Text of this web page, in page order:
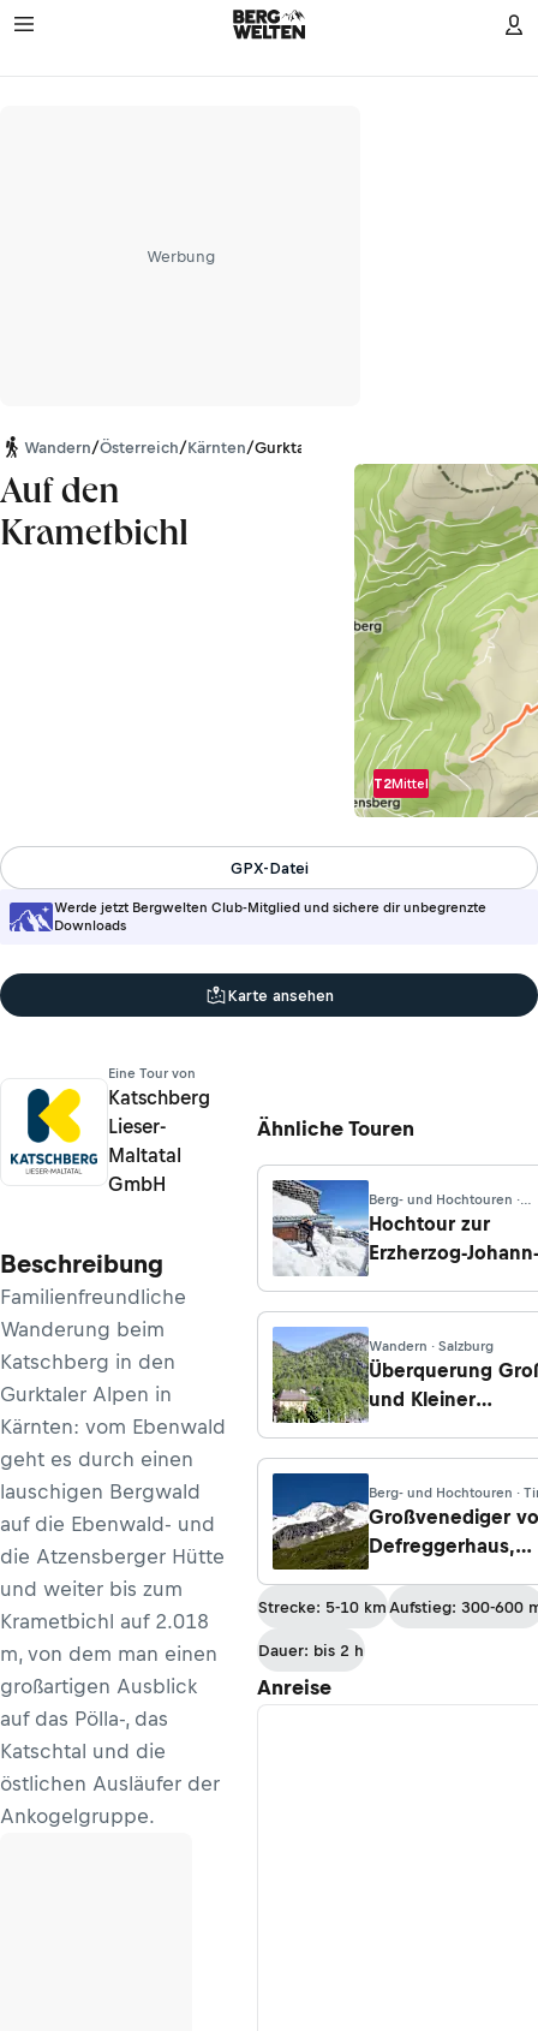
Werbung
Wandern/Österreich/Kärnten/Gurktaler Alpen
Auf den
Krametbichl
T2Mittel
Werde jetzt Bergwelten Club-Mitglied und sichere dir unbegrenzte
Downloads
GPX-Datei
Karte ansehen
Eine Tour von
Katschberg
Lieser-
Maltatal
GmbH
Beschreibung
Familienfreundliche
Wanderung beim
Katschberg in den
Gurktaler Alpen in
Kärnten: vom Ebenwald
geht es durch einen
lauschigen Bergwald
auf die Ebenwald- und
die Atzensberger Hütte
und weiter bis zum
Krametbichl auf 2.018
m, von dem man einen
großartigen Ausblick
auf das Pölla-, das
Katschtal und die
östlichen Ausläufer der
Ankogelgruppe.
Ähnliche Touren
Berg- und Hochtouren ·
Salzburg
Hochtour zur
Erzherzog-Johann-
Lucknerhaus
Wandern · Salzburg
Überquerung
und Kleiner
Berg- und Hochtouren ·
Großvenediger
Defreggerhaus,
Strecke: 5-10 km Aufstieg: 300-600
Dauer: bis 2 h
Anreise